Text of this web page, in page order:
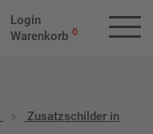
Login
Warenkorb 0
Zusatzschilder in